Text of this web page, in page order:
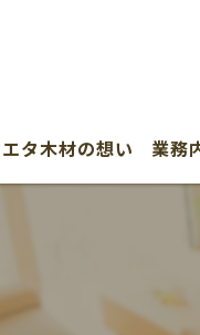
タ木材の想い 業務